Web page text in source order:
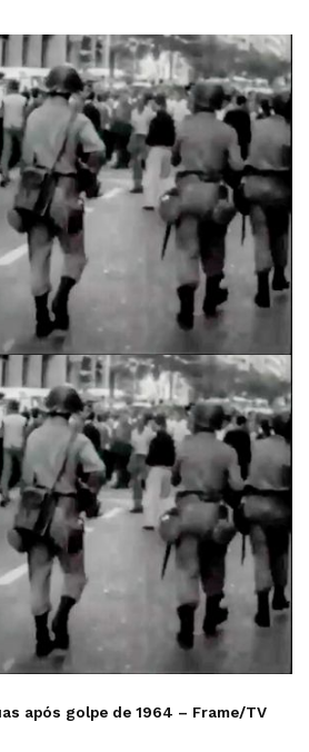
após golpe de 1964 – Frame/TV